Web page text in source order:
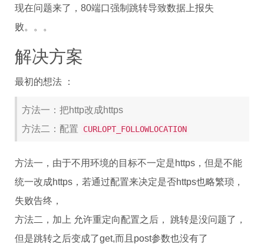
现在问题来了，80端口强制跳转导致数据上报失
败。。。
解决方案
最初的想法 ：
方法一：把http改成https
方法二：配置
CURLOPT_FOLLOWLOCATION
方法一，由于不用环境的目标不一定是https，但是不能
统一改成https，若通过配置来决定是否https也略繁琐，
失败告终，
方法二，加上 允许重定向配置之后， 跳转是没问题了，
但是跳转之后变成了get,而且post参数也没有了